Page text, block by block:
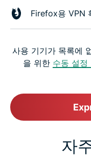
Firefox용 VPN
사용 기기가 목록에
을 위한 수동 설정
자